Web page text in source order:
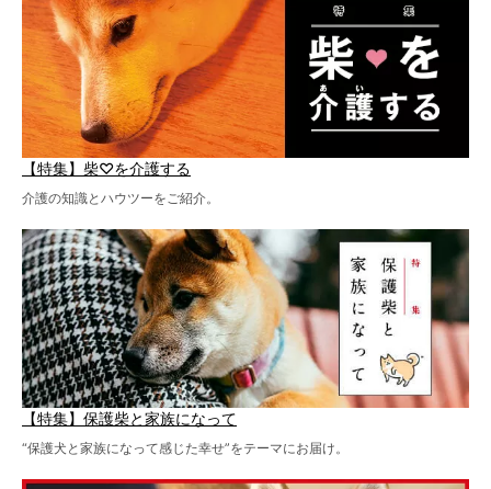
【特集】柴♡を介護する
介護の知識とハウツーをご紹介。
【特集】保護柴と家族になって
“保護犬と家族になって感じた幸せ”をテーマにお届け。